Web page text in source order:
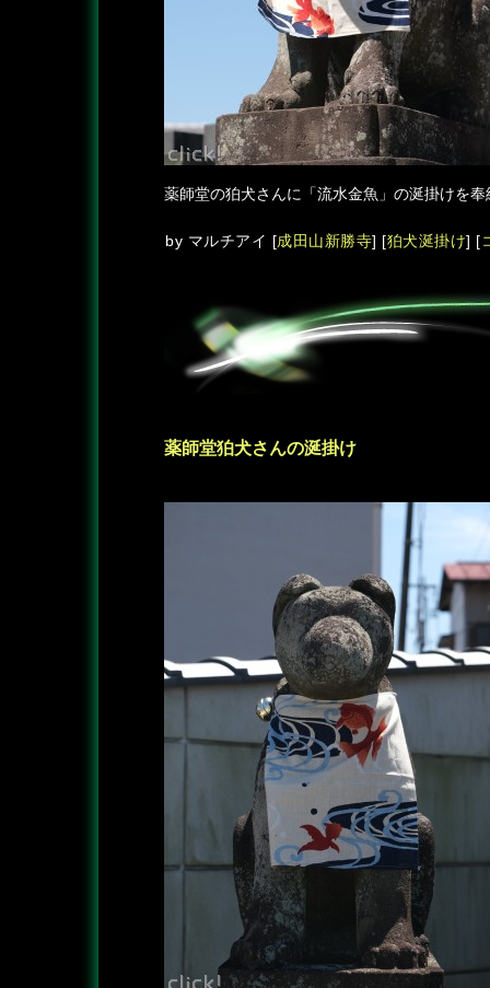
薬師堂の狛犬さんに「流水金魚」の涎掛けを
by マルチアイ [成田山新勝寺] [狛犬涎掛け] [
薬師堂狛犬さんの涎掛け